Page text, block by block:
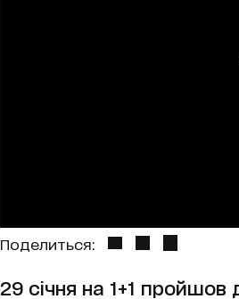
Поделиться:
29 січня на 1+1 пройшов